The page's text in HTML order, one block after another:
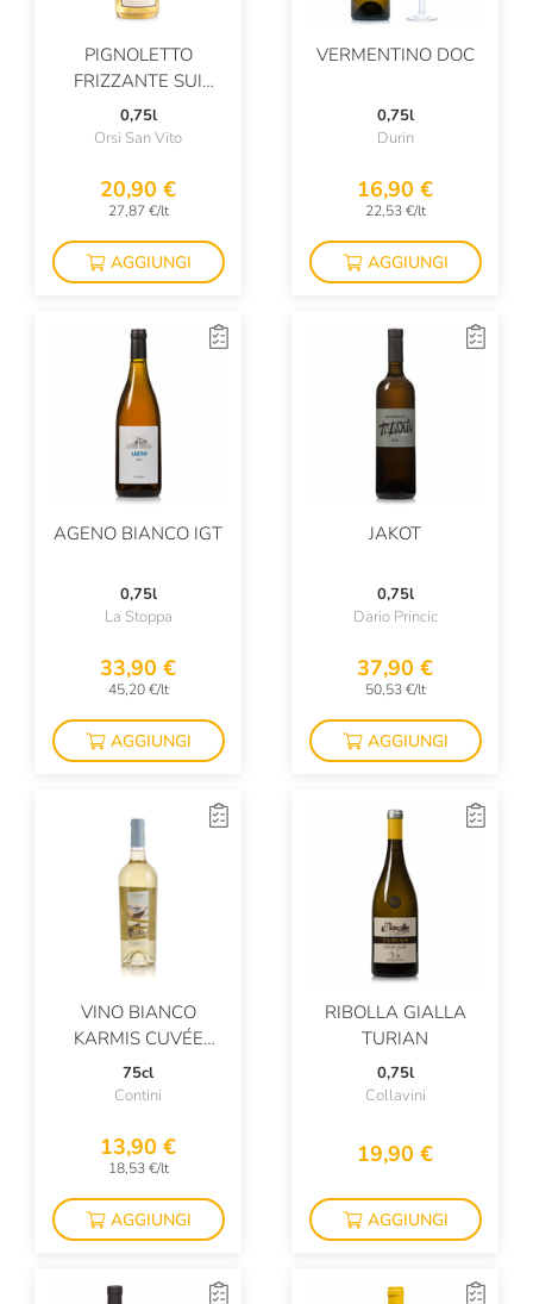
Lungarotti
Macciocca
Mandois
Manincor
Marchesi Antinori
Marchesi Migliorati
Marchesi Di Barolo
Marco Antonellli
Maria Ernesta Berucci
Martusciello
Masciarelli
Massimago
Massimo Rattalino
Mastrojanni
Masut Da Rive
Mauro Veglio
Meigamma
Michele Chiarlo
Monogram
Montanaro
Monte Maletto
PIGNOLETTO
FRIZZANTE SUI
LIEVITI
0,75l
Orsi San Vito
20,90 €
27,87 €/lt
AGGIUNGI
VERMENTINO DOC
0,75l
Durin
16,90 €
22,53 €/lt
AGGIUNGI
AGENO BIANCO IGT
0,75l
La Stoppa
33,90 €
45,20 €/lt
AGGIUNGI
JAKOT
0,75l
Dario Princic
37,90 €
50,53 €/lt
AGGIUNGI
VINO BIANCO
KARMIS CUVÉE
ISOLA DEI NURAGHI
IGP
75cl
Contini
13,90 €
18,53 €/lt
AGGIUNGI
RIBOLLA GIALLA
TURIAN
0,75l
Collavini
19,90 €
AGGIUNGI